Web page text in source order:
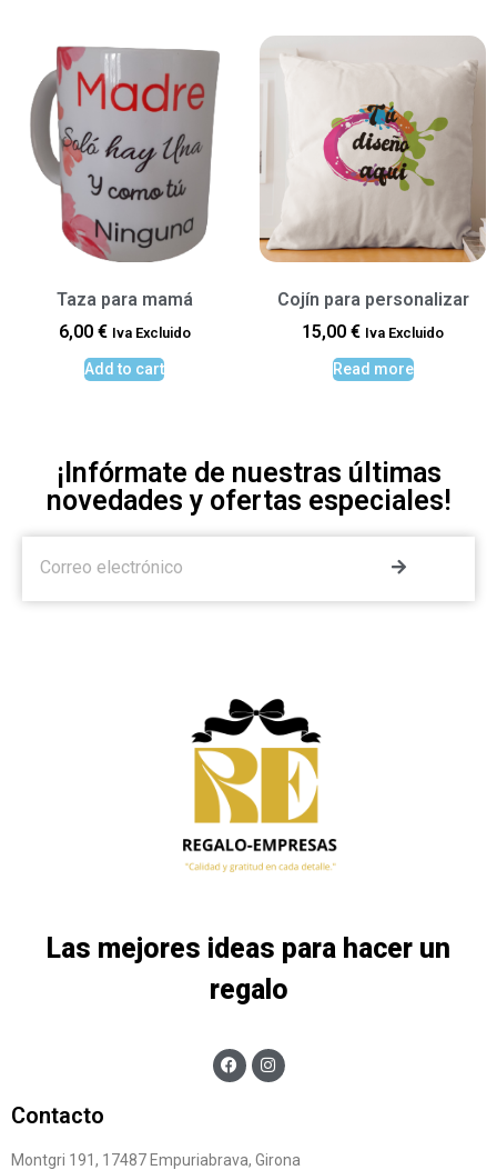
Taza para mamá
6,00 € Iva Excluido
Add to cart
Cojín para personalizar
15,00 € Iva Excluido
Read more
¡Infórmate de nuestras últimas
novedades y ofertas especiales!
Las mejores ideas para hacer un
regalo
Contacto
Montgri 191, 17487 Empuriabrava, Girona